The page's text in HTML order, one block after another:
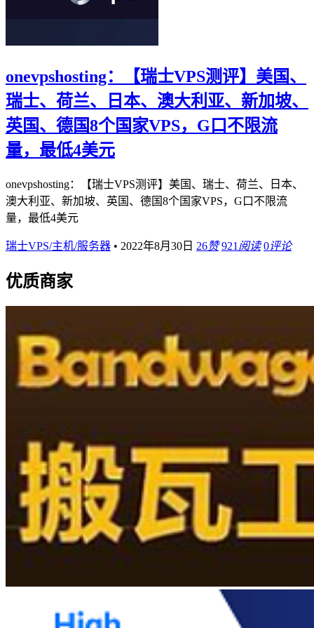
onevpshosting：【瑞士VPS测评】美国、
瑞士、荷兰、日本、澳大利亚、新加坡、
英国、德国8个国家VPS，G口不限流
量，最低4美元
onevpshosting：【瑞士VPS测评】美国、瑞士、荷兰、日本、
澳大利亚、新加坡、英国、德国8个国家VPS，G口不限流
量，最低4美元
瑞士VPS/主机/服务器 • 2022年8月30日 26赞 921 阅读 0评论
优质商家